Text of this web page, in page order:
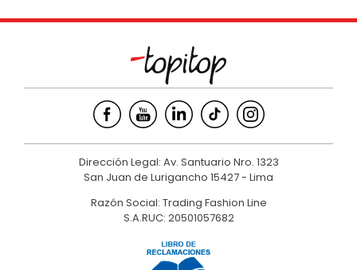
Dirección Legal: Av. Santuario Nro. 1323
San Juan de Lurigancho 15427 - Lima
Razón Social: Trading Fashion Line
S.A.RUC: 20501057682